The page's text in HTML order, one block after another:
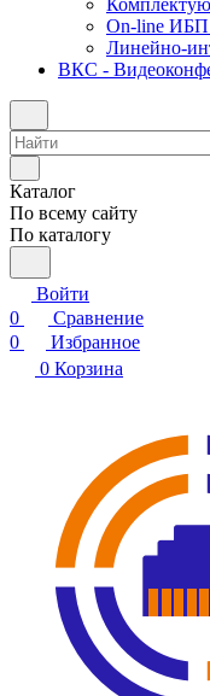
On-line ИБП
Линейно-
ВКС -
Каталог
По всему сайту
По каталогу
Войти
0
Сравнение
0
Избранное
0 Корзина